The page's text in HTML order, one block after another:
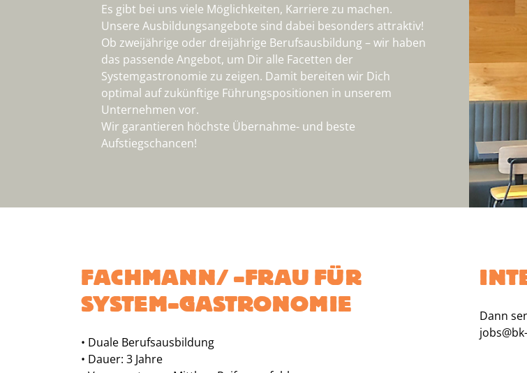
Es gibt bei uns viele Möglichkeiten, Karriere zu machen.
Unsere Ausbildungsangebote sind dabei besonders attraktiv!
Ob zweijährige oder dreijährige Berufsausbildung – wir haben
das passende Angebot, um Dir alle Facetten der
Systemgastronomie zu zeigen. Damit bereiten wir Dich
optimal auf zukünftige Führungspositionen in unserem
Unternehmen vor.
Wir garantieren höchste Übernahme- und beste
Aufstiegschancen!
FACHMANN/ -FRAU FÜR
SYSTEM-GASTRONOMIE
• Duale Berufsausbildung
• Dauer: 3 Jahre
Dann